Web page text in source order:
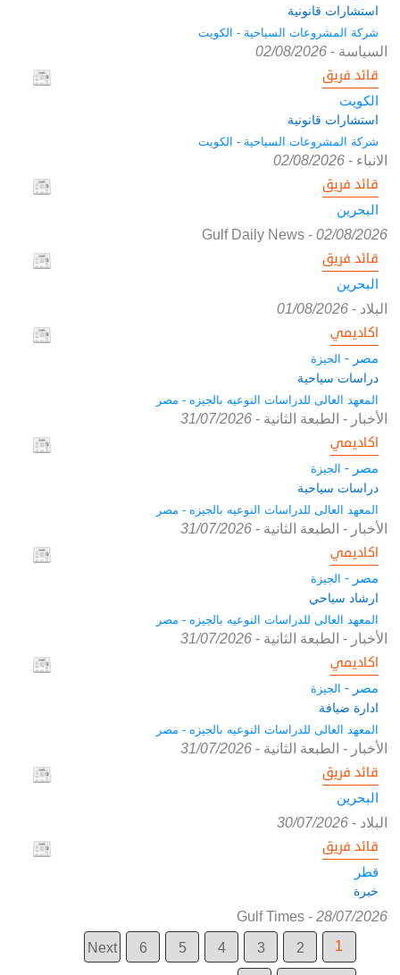
استشارات قانونية
شركة المشروعات السياحية - الكويت
السياسة -
02/08/2026
قائد فريق
الكويت
استشارات قانونية
شركة المشروعات السياحية - الكويت
الانباء -
02/08/2026
قائد فريق
البحرين
Gulf Daily News- 02/08/2026
قائد فريق
البحرين
البلاد -
01/08/2026
اكاديمي
مصر - الجيزة
دراسات سياحية
المعهد العالى للدراسات النوعيه بالجيزه - مصر
الأخبار - الطبعة الثانية -
31/07/2026
اكاديمي
مصر - الجيزة
دراسات سياحية
المعهد العالى للدراسات النوعيه بالجيزه - مصر
الأخبار - الطبعة الثانية -
31/07/2026
اكاديمي
مصر - الجيزة
ارشاد سياحي
المعهد العالى للدراسات النوعيه بالجيزه - مصر
الأخبار - الطبعة الثانية -
31/07/2026
اكاديمي
مصر - الجيزة
ادارة ضيافة
المعهد العالى للدراسات النوعيه بالجيزه - مصر
الأخبار - الطبعة الثانية -
31/07/2026
قائد فريق
البحرين
البلاد -
30/07/2026
قائد فريق
قطر
خبرة
Gulf Times- 28/07/2026
1
2
3
4
5
6
Next